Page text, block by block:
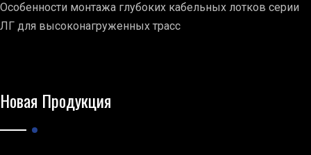
Особенности монтажа глубоких кабельных лотков серии
ЛГ для высоконагруженных трасс
Новая Продукция